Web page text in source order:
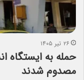
۲۶ تیر ۱۴۰۵
مصدوم شدند